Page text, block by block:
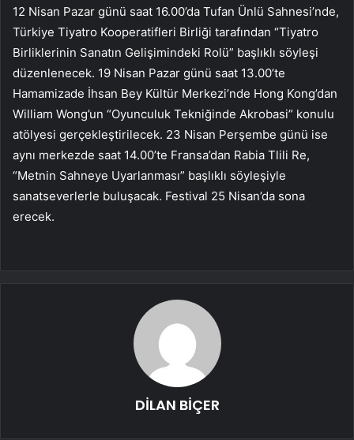
12 Nisan Pazar günü saat 16.00’da Tufan Ünlü Sahnesi’nde,
Türkiye Tiyatro Kooperatifleri Birliği tarafından “Tiyatro
Birliklerinin Sanatın Gelişimindeki Rolü” başlıklı söyleşi
düzenlenecek. 19 Nisan Pazar günü saat 13.00’te
Hamamizade İhsan Bey Kültür Merkezi’nde Hong Kong’dan
William Wong’un “Oyunculuk Tekniğinde Akrobasi” konulu
atölyesi gerçekleştirilecek. 23 Nisan Perşembe günü ise
aynı merkezde saat 14.00’te Fransa’dan Rabia Tlili Re,
“Metnin Sahneye Uyarlanması” başlıklı söyleşiyle
sanatseverlerle buluşacak. Festival 25 Nisan’da sona
erecek.
DİLAN BİÇER